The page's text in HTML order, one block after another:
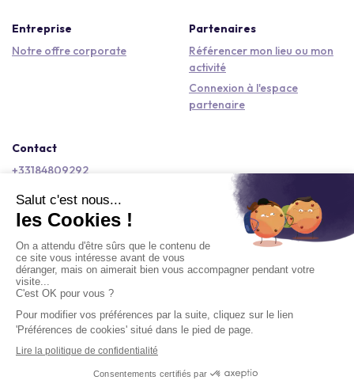
Demander un devis
Entreprise
Notre offre corporate
Partenaires
Référencer mon lieu ou mon
activité
Connexion à l'espace
partenaire
Contact
+33184809292
Copyright © 2026 Kactus Tous droits réservés
Conditions générales d'utilisation
Mentions légales
Signaler un contenu